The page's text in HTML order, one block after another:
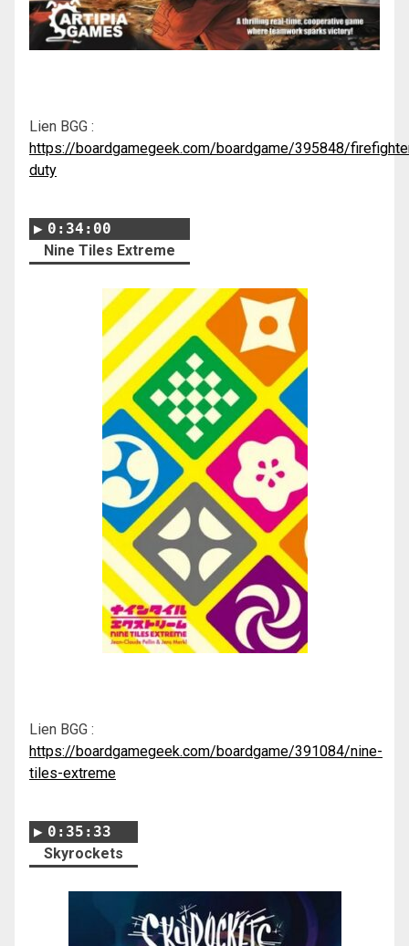
Lien BGG :
https://boardgamegeek.com/boardgame/395848/
duty
0:34:00
Nine Tiles Extreme
Lien BGG :
https://boardgamegeek.com/boardgame/391084/nine-
tiles-extreme
0:35:33
Skyrockets